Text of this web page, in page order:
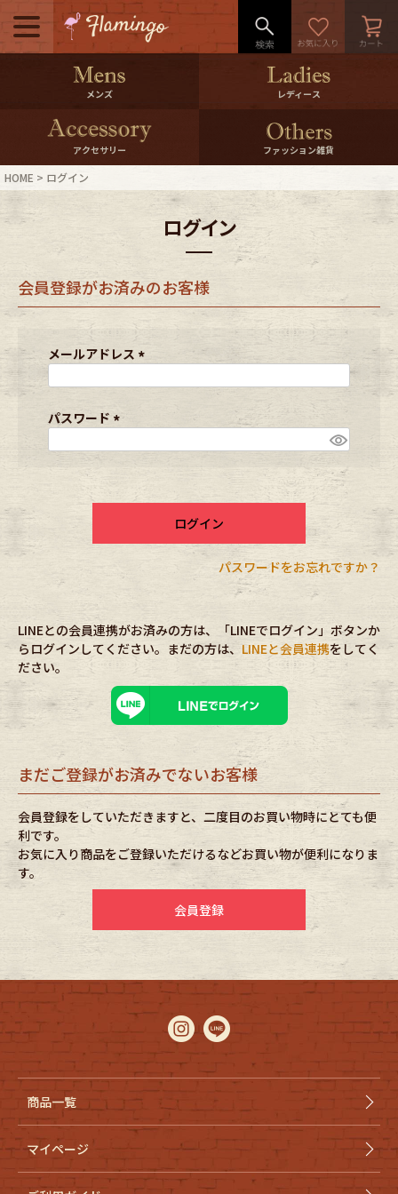
メニュー
500pt＆10％Offクーポンプレゼン
ト
10％0ffクーポンプレゼント
ログイン・会員登録 LINE ID連携
マイページ
ご利用ガイド International Shipping
店舗紹介 特集一覧
スタッフコーディネート
年代から探す
メンズ商品カテゴリーから探す
Tops Outer
Bottoms Fafatt
レディース商品カテゴリーから探す
Bottoms
Outer One Piece
Fafatt
小物・アクセサリーから探す
Eye Wear
Stall・Scarf
Accessory
Belt antique goods
Keyring vintage bicycle
FAFATT
メンズ レディース
アクセサリー ファッション雑貨
HOME ログイン
ログイン
会員登録がお済みのお客様
メールアドレス
)
パスワード
ログイン
パスワードをお忘れですか？
LINEとの会員連携がお済みの方は、「LINEでログイン」ボタンか
らログインしてください。まだの方は、 LINEと会員連携をしてく
ださい。
まだご登録がお済みでないお客様
会員登録をしていただきますと、二度目のお買い物時にとても便
利です。
お気に入り商品をご登録いただけるなどお買い物が便利になりま
す。
会員登録
商品一覧
マイページ